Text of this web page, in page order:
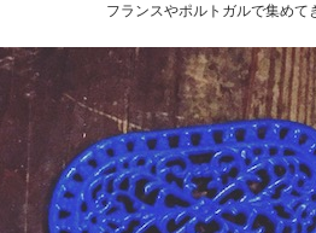
フランスやポルトガルで集め